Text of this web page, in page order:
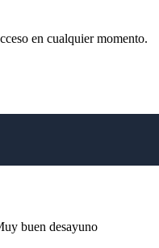
en cualquier momento.
buen desayuno